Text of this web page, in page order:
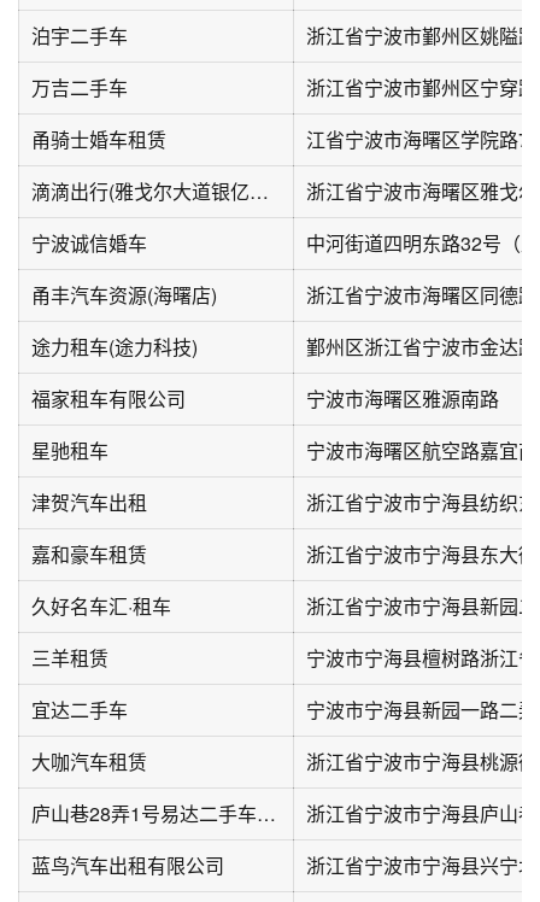
泊宇二手车
浙江省宁波市鄞州区姚隘
万吉二手车
甬骑士婚车租赁
滴滴出行(雅戈尔大道银亿都会国际店)
宁波诚信婚车
甬丰汽车资源(海曙店)
浙江省宁波市海曙区同德
途力租车(途力科技)
鄞州区浙江省宁波市金达
福家租车有限公司
宁波市海曙区雅源南路
星驰租车
津贺汽车出租
浙江省宁波市宁海县纺织
嘉和豪车租赁
浙江省宁波市宁海县东大
久好名车汇·租车
浙江省宁波市宁海县新园
三羊租赁
宜达二手车
大咖汽车租赁
浙江省宁波市宁海县桃源
庐山巷28弄1号易达二手车(时代东路)
浙江省宁波市宁海县庐山
蓝鸟汽车出租有限公司
浙江省宁波市宁海县兴宁